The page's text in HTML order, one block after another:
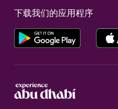
下载我们的应用程序